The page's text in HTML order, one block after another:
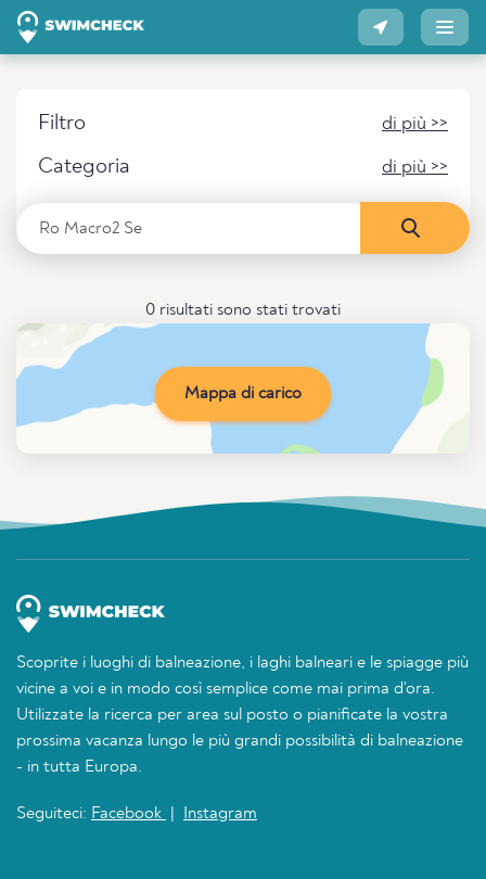
Filtro di più >>
Categoria di più >>
0 risultati sono stati trovati
Mappa di carico
Scoprite i luoghi di balneazione, i laghi balneari e le spiagge più
vicine a voi e in modo così semplice come mai prima d'ora.
Utilizzate la ricerca per area sul posto o pianificate la vostra
prossima vacanza lungo le più grandi possibilità di balneazione
- in tutta Europa.
Seguiteci: Facebook Instagram